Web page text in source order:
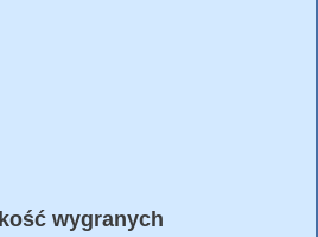
wygranych